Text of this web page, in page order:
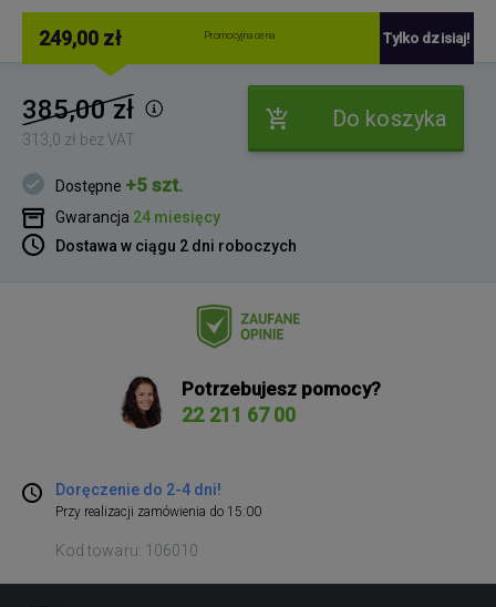
249,00 zł Promocyjna cena Tylko dzisiaj!
385,00 zł
313,0 zł bez VAT
Do koszyka
Dostępne +5 szt.
Gwarancja 24 miesięcy
Dostawa w ciągu 2 dni roboczych
Potrzebujesz pomocy?
22 211 67 00
Doręczenie do 2-4 dni!
Przy realizacji zamówienia do 15:00
Kod towaru: 106010